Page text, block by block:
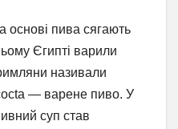
основі пива сягають
Єгипті варили
називали
— варене пиво. У
суп став